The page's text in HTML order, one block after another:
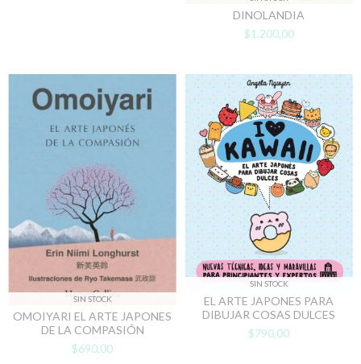
DINOLANDIA
$1.200,00
SIN STOCK
OMOIYARI EL ARTE JAPONES
DE LA COMPASIÓN
$690,00
SIN STOCK
EL ARTE JAPONES PARA
DIBUJAR COSAS DULCES
$790,00